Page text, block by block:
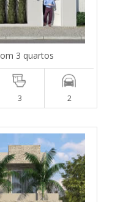
3 quartos
3 2